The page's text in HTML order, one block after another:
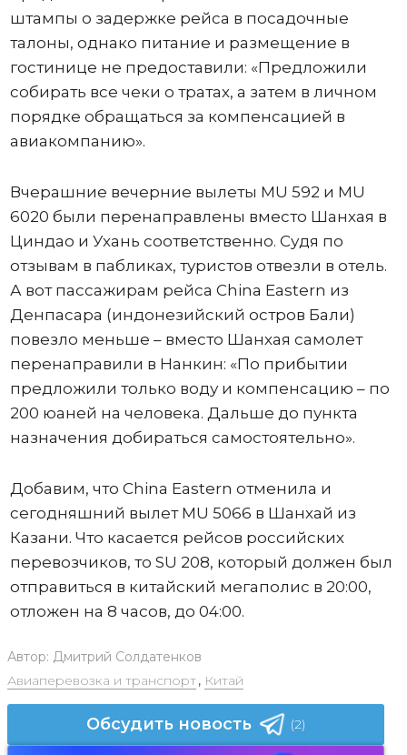
штампы о задержке рейса в посадочные
талоны, однако питание и размещение в
гостинице не предоставили: «Предложили
собирать все чеки о тратах, а затем в личном
порядке обращаться за компенсацией в
авиакомпанию».
Вчерашние вечерние вылеты MU 592 и MU
6020 были перенаправлены вместо Шанхая в
Циндао и Ухань соответственно. Судя по
отзывам в пабликах, туристов отвезли в отель.
А вот пассажирам рейса China Eastern из
Денпасара (индонезийский остров Бали)
повезло меньше – вместо Шанхая самолет
перенаправили в Нанкин: «По прибытии
предложили только воду и компенсацию – по
200 юаней на человека. Дальше до пункта
назначения добираться самостоятельно».
Добавим, что China Eastern отменила и
сегодняшний вылет MU 5066 в Шанхай из
Казани. Что касается рейсов российских
перевозчиков, то SU 208, который должен был
отправиться в китайский мегаполис в 20:00,
отложен на 8 часов, до 04:00.
Автор: Дмитрий Солдатенков
Авиаперевозка и транспорт, Китай
Обсудить новость (2)